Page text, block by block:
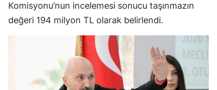
Komisyonu’nun incelemesi sonucu taşınmazın
değeri 194 milyon TL olarak belirlendi.